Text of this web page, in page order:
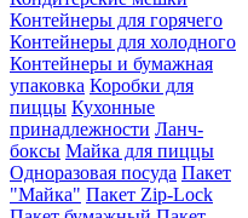
Контейнеры для горячего
Контейнеры для холодного
Контейнеры и бумажная
упаковка Коробки для
пиццы Кухонные
принадлежности Ланч-
боксы Майка для пиццы
Одноразовая посуда Пакет
"Майка" Пакет Zip-Lock